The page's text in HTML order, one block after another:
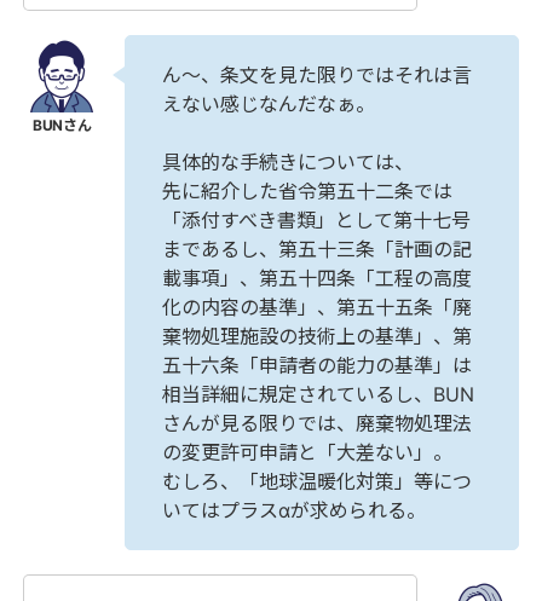
ん～、条文を見た限りではそれは言
えない感じなんだなぁ。
具体的な手続きについては、
先に紹介した省令第五十二条では
「添付すべき書類」として第十七号
まであるし、第五十三条「計画の記
載事項」、第五十四条「工程の高度
化の内容の基準」、第五十五条「廃
棄物処理施設の技術上の基準」、第
五十六条「申請者の能力の基準」は
相当詳細に規定されているし、BUN
さんが見る限りでは、廃棄物処理法
の変更許可申請と「大差ない」。
むしろ、「地球温暖化対策」等につ
いてはプラスαが求められる。